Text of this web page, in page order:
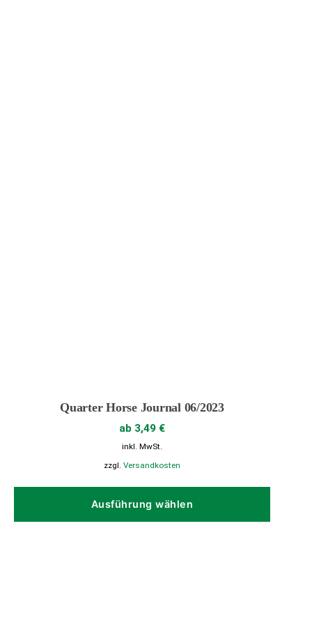
Quarter Horse Journal 06/2023
ab 3,49 €
inkl. MwSt.
zzgl. Versandkosten
Ausführung wählen
Dieses
weist